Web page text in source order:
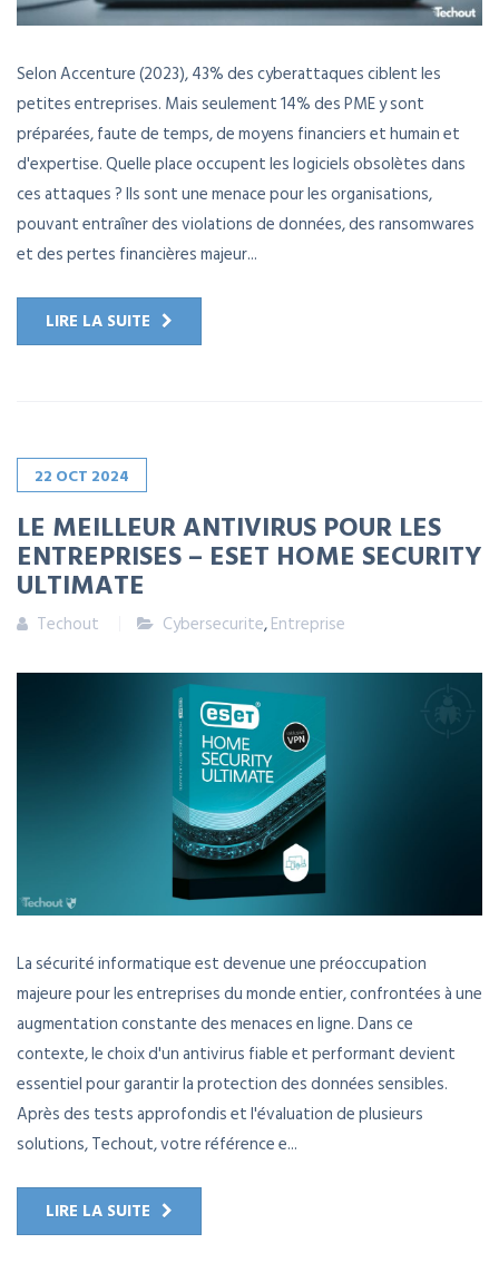
Selon Accenture (2023), 43% des cyberattaques ciblent les
petites entreprises. Mais seulement 14% des PME y sont
préparées, faute de temps, de moyens financiers et humain et
d'expertise. Quelle place occupent les logiciels obsolètes dans
ces attaques ? Ils sont une menace pour les organisations,
pouvant entraîner des violations de données, des ransomwares
et des pertes financières majeur...
LIRE LA SUITE
22 OCT 2024
LE MEILLEUR ANTIVIRUS POUR LES
ENTREPRISES – ESET HOME SECURITY
ULTIMATE
Techout Cybersecurite,Entreprise
La sécurité informatique est devenue une préoccupation
majeure pour les entreprises du monde entier, confrontées à une
augmentation constante des menaces en ligne. Dans ce
contexte, le choix d'un antivirus fiable et performant devient
essentiel pour garantir la protection des données sensibles.
Après des tests approfondis et l'évaluation de plusieurs
solutions, Techout, votre référence e...
LIRE LA SUITE